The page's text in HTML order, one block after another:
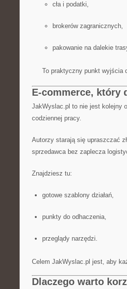
cła i podatki,
brokerów zagranicznych,
pakowanie na dalekie
To praktyczny punkt wyjścia
E-commerce, który
JakWyslac.pl to nie jest kolejny
codziennej pracy.
Autorzy starają się upraszczać
sprzedawca bez zaplecza
Znajdziesz tu:
gotowe szablony działań,
punkty do odhaczenia,
przeglądy narzędzi.
Celem JakWyslac.pl jest, aby
Dlaczego warto